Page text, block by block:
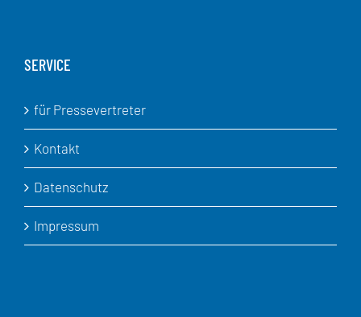
SERVICE
für Pressevertreter
Kontakt
Datenschutz
Impressum